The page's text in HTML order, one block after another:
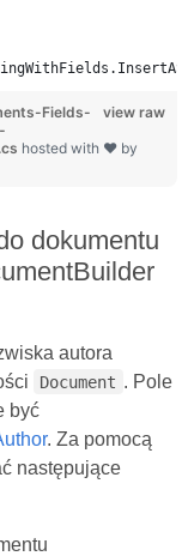
view raw
Fields-
hosted with ❤ by
dokumentu
autora
Document . Pole
być
. Za pomocą
następujące